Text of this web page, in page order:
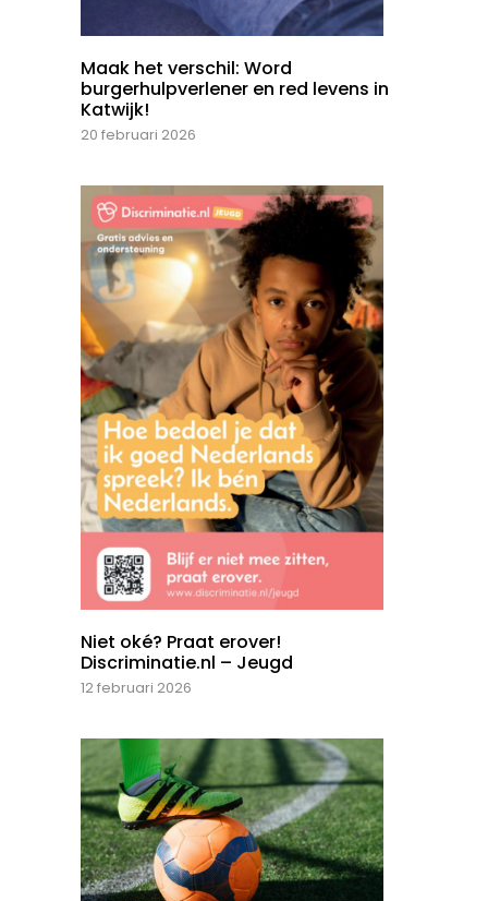
Maak het verschil: Word
burgerhulpverlener en red levens in
Katwijk!
20 februari 2026
Niet oké? Praat erover!
Discriminatie.nl – Jeugd
12 februari 2026